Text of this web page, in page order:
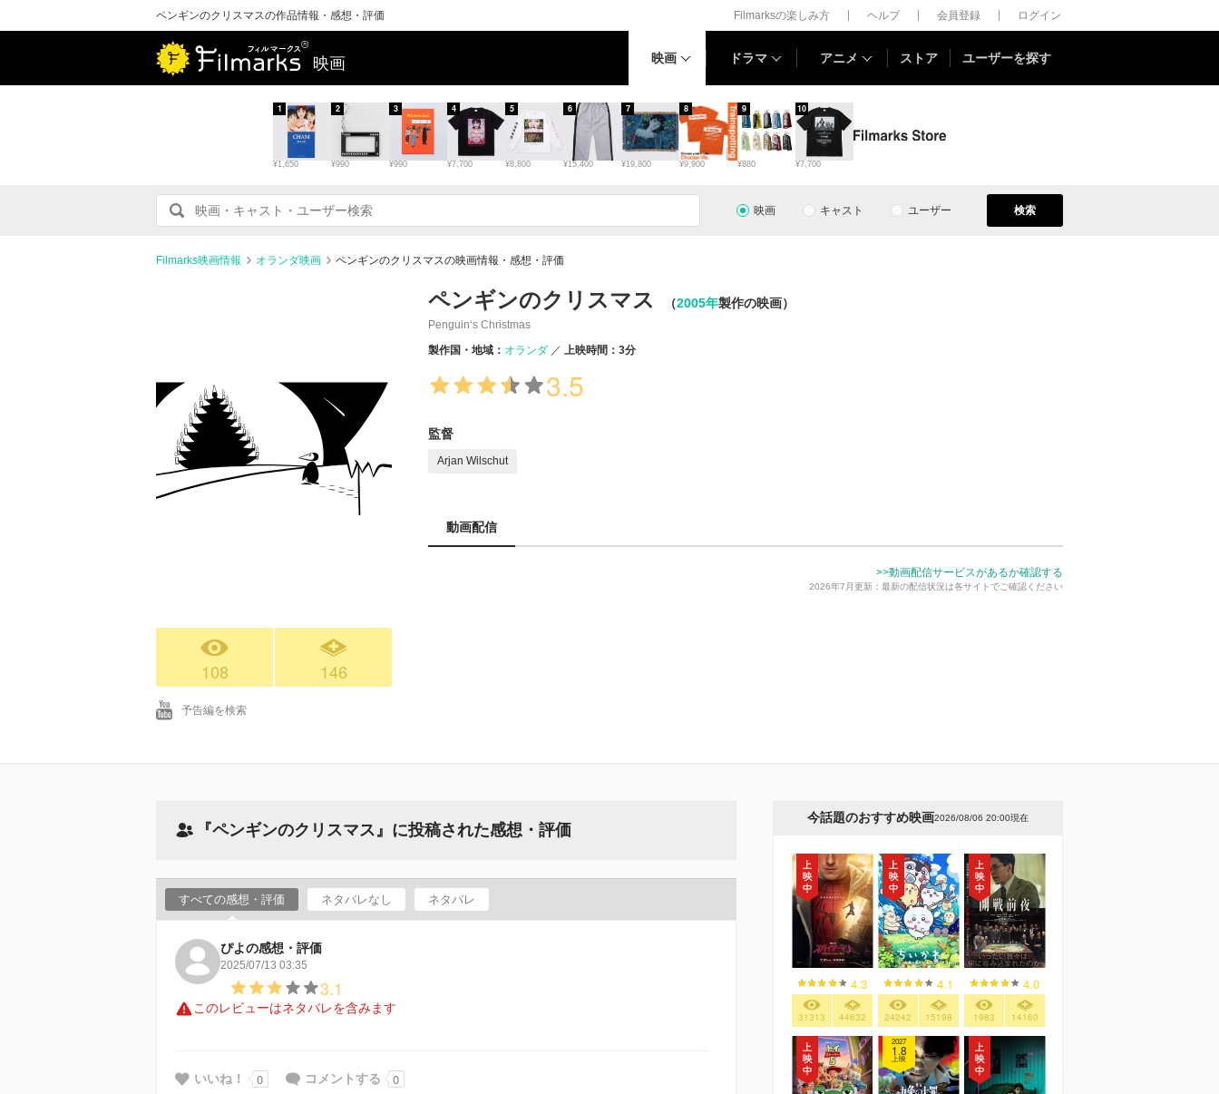
ペンギンのクリスマスの作品情報・感想・評価 Filmarksの楽しみ方 ヘルプ 会員登録 ログイン
映画 映画 ドラマ アニメ ストア ユーザーを探す
¥1,650
1
¥990
2
¥990
3
¥7,700
4
¥8,800
5
¥15,400
6
¥19,800
7
¥9,900
8
¥880
9
¥7,700
10
映画 キャスト ユーザー 検索
Filmarks映画情報 オランダ映画 ペンギンのクリスマスの映画情報・感想・評価
108 146
予告編を検索
ペンギンのクリスマス （2005年製作の映画）
Penguin‘s Christmas
製作国・地域： オランダ 上映時間：3分
3.5
監督
Arjan Wilschut
動画配信
>>動画配信サービスがあるか確認する
2026年7月更新：最新の配信状況は各サイトでご確認ください
『ペンギンのクリスマス』に投稿された感想・評価
すべての感想・評価 ネタバレなし ネタバレ
ぴよの感想・評価
2025/07/13 03:35
3.1
このレビューはネタバレを含みます
いいね！ 0 コメントする 0
今話題のおすすめ映画2026/08/06 20:00現在
4.3
31313 44632
4.1
24242 15198
4.0
1983 14160
2027
1.8
上映